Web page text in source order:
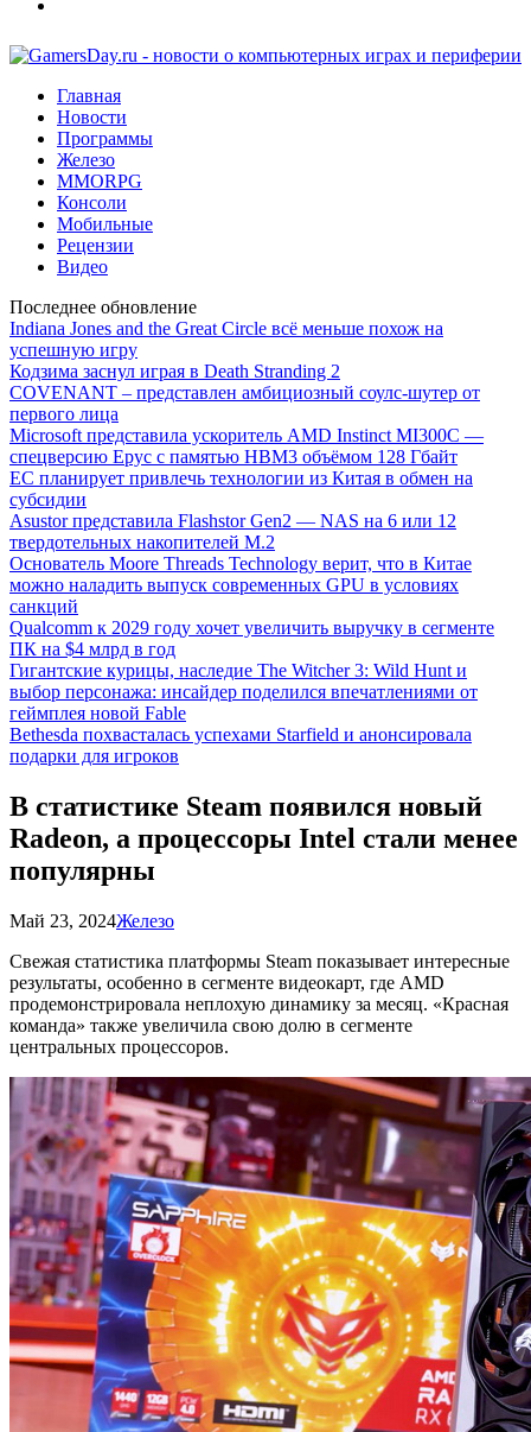
Главная
Новости
Программы
Железо
MMORPG
Консоли
Мобильные
Рецензии
Видео
Последнее обновление
Indiana Jones and the Great Circle всё меньше похож на
успешную игру
Кодзима заснул играя в Death Stranding 2
COVENANT – представлен амбициозный соулс-шутер от
первого лица
Microsoft представила ускоритель AMD Instinct MI300C —
спецверсию Epyc с памятью HBM3 объёмом 128 Гбайт
ЕС планирует привлечь технологии из Китая в обмен на
субсидии
Asustor представила Flashstor Gen2 — NAS на 6 или 12
твердотельных накопителей M.2
Основатель Moore Threads Technology верит, что в Китае
можно наладить выпуск современных GPU в условиях
санкций
Qualcomm к 2029 году хочет увеличить выручку в сегменте
ПК на $4 млрд в год
Гигантские курицы, наследие The Witcher 3: Wild Hunt и
выбор персонажа: инсайдер поделился впечатлениями от
геймплея новой Fable
Bethesda похвасталась успехами Starfield и анонсировала
подарки для игроков
В статистике Steam появился новый
Radeon, а процессоры Intel стали менее
популярны
Май 23, 2024Железо
Свежая статистика платформы Steam показывает интересные
результаты, особенно в сегменте видеокарт, где AMD
продемонстрировала неплохую динамику за месяц. «Красная
команда» также увеличила свою долю в сегменте
центральных процессоров.